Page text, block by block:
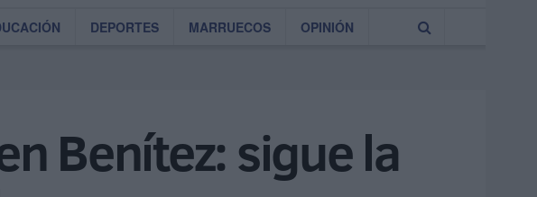
DEPORTES MARRUECOS OPINIÓN
Benítez: sigue la